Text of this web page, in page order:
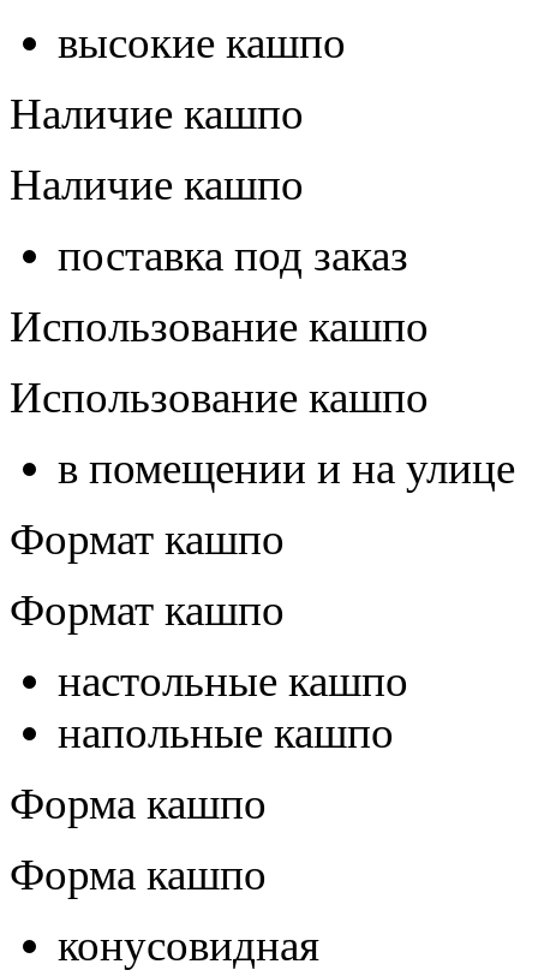
высокие кашпо
Наличие кашпо
Наличие кашпо
поставка под заказ
Использование кашпо
Использование кашпо
в помещении и на улице
Формат кашпо
Формат кашпо
настольные кашпо
напольные кашпо
Форма кашпо
Форма кашпо
конусовидная